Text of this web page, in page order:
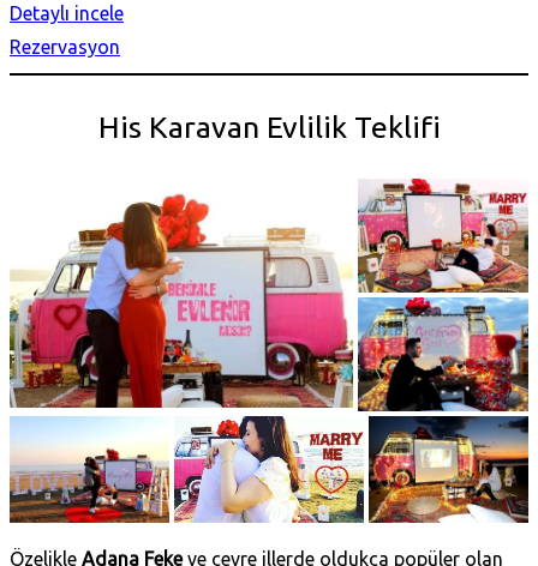
Detaylı incele
Rezervasyon
His Karavan Evlilik Teklifi
Özelikle Adana Fekeve çevre illerde oldukça popüler olan